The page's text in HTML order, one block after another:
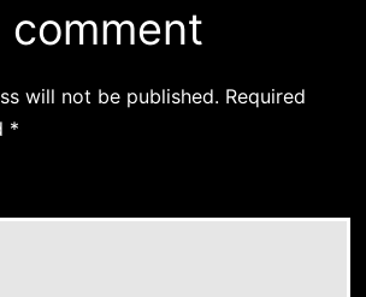
comment
will not be published. Required
*